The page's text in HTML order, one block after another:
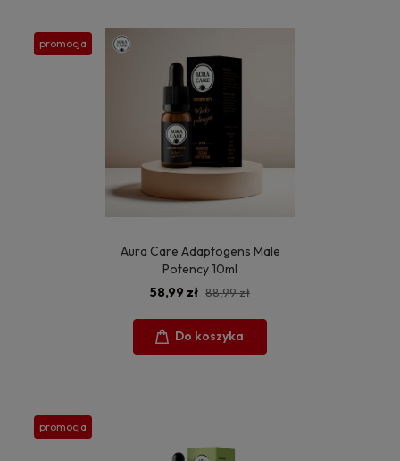
Aura Care Adaptogens Male
Potency 10ml
58,99 zł 88,99 zł
Do koszyka
promocja
promocja